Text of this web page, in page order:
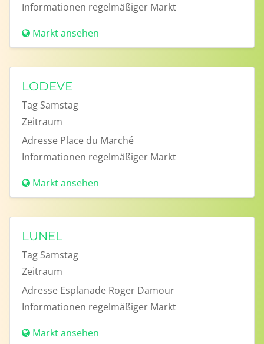
Informationen regelmäßiger Markt
Markt ansehen
LODEVE
Tag Samstag
Zeitraum
Adresse Place du Marché
Informationen regelmäßiger Markt
Markt ansehen
LUNEL
Tag Samstag
Zeitraum
Adresse Esplanade Roger Damour
Informationen regelmäßiger Markt
Markt ansehen